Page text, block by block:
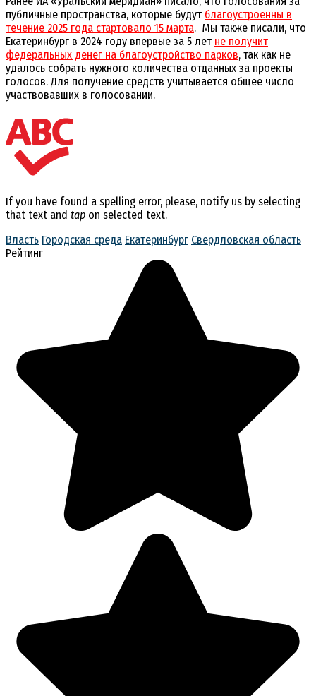
публичные пространства, которые будут благоустроенны в
течение 2025 года стартовало 15 марта. Мы также писали, что
Екатеринбург в 2024 году впервые за 5 лет не получит
федеральных денег на благоустройство парков, так как не
удалось собрать нужного количества отданных за проекты
голосов. Для получение средств учитывается общее число
участвовавших в голосовании.
If you have found a spelling error, please, notify us by selecting
that text and tap on selected text.
Власть Городская среда Екатеринбург Свердловская область
Рейтинг